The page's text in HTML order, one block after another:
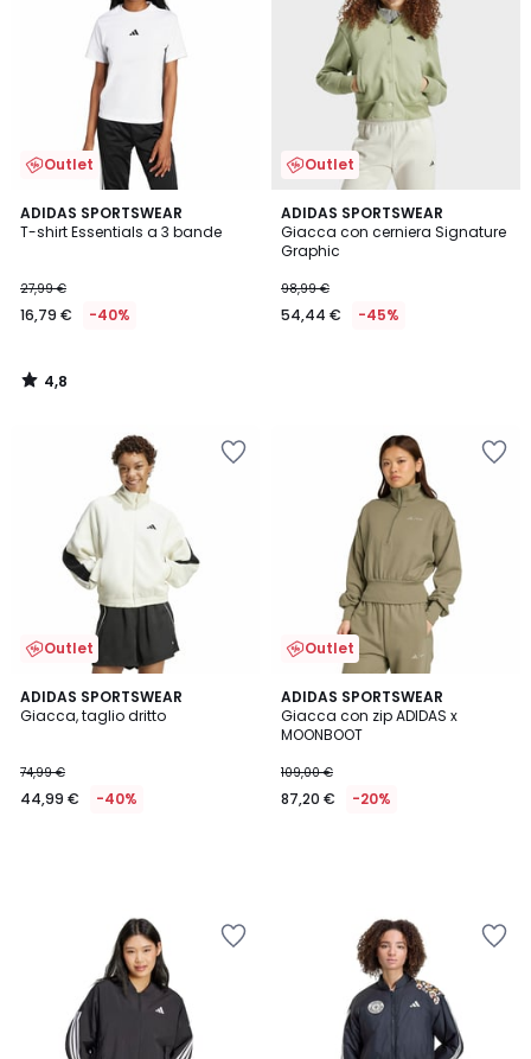
Outlet
ADIDAS SPORTSWEAR
T-shirt Essentials a 3 bande
27,99 €
16,79 € -40%
4,8
/ 5
4,8
/
Outlet
ADIDAS SPORTSWEAR
Giacca con cerniera Signature
Graphic
98,99 €
54,44 € -45%
Outlet
ADIDAS SPORTSWEAR
Giacca, taglio dritto
74,99 €
44,99 € -40%
Outlet
ADIDAS SPORTSWEAR
Giacca con zip ADIDAS x
MOONBOOT
109,00 €
87,20 € -20%